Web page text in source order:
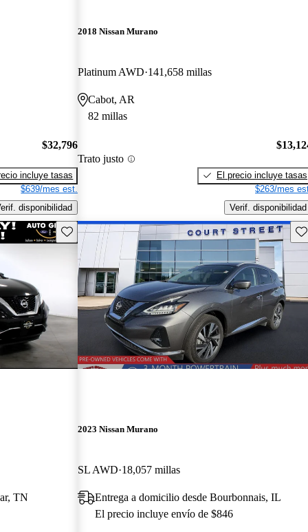
$32,796
incluye tasas
$639/mes est.
disponibilidad
2018 Nissan Murano
Platinum AWD 141,658 millas
Cabot, AR
82 millas
Trato justo
El precio incluye tasas
$263/mes
Verif. disponibilidad
Guarda este Aviso
TN
2023 Nissan Murano
SL AWD 18,057 millas
Entrega a domicilio desde Bourbonnais, IL
El precio incluye envío de $846